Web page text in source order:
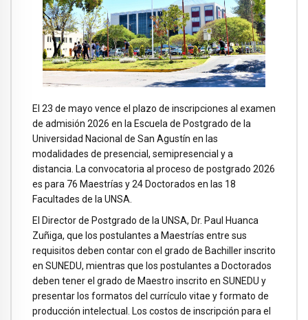
El 23 de mayo vence el plazo de inscripciones al examen
de admisión 2026 en la Escuela de Postgrado de la
Universidad Nacional de San Agustín en las
modalidades de presencial, semipresencial y a
distancia. La convocatoria al proceso de postgrado 2026
es para 76 Maestrías y 24 Doctorados en las 18
Facultades de la UNSA.
El Director de Postgrado de la UNSA, Dr. Paul Huanca
Zuñiga, que los postulantes a Maestrías entre sus
requisitos deben contar con el grado de Bachiller inscrito
en SUNEDU, mientras que los postulantes a Doctorados
deben tener el grado de Maestro inscrito en SUNEDU y
presentar los formatos del currículo vitae y formato de
producción intelectual. Los costos de inscripción para el